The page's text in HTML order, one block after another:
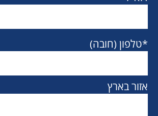
*טלפון (חובה)
אזור בארץ